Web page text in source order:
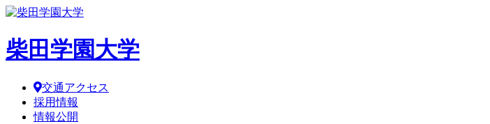
柴田学園大学
交通アクセス
採用情報
情報公開